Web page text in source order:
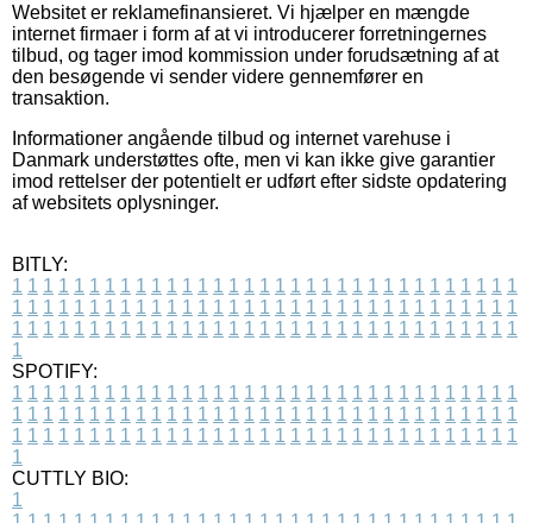
Websitet er reklamefinansieret. Vi hjælper en mængde
internet firmaer i form af at vi introducerer forretningernes
tilbud, og tager imod kommission under forudsætning af at
den besøgende vi sender videre gennemfører en
transaktion.
Informationer angående tilbud og internet varehuse i
Danmark understøttes ofte, men vi kan ikke give garantier
imod rettelser der potentielt er udført efter sidste opdatering
af websitets oplysninger.
BITLY:
1 1 1 1 1 1 1 1 1 1 1 1 1 1 1 1 1 1 1 1 1 1 1 1 1 1 1 1 1 1 1 1 1
1 1 1 1 1 1 1 1 1 1 1 1 1 1 1 1 1 1 1 1 1 1 1 1 1 1 1 1 1 1 1 1 1
1 1 1 1 1 1 1 1 1 1 1 1 1 1 1 1 1 1 1 1 1 1 1 1 1 1 1 1 1 1 1 1 1
1
SPOTIFY:
1 1 1 1 1 1 1 1 1 1 1 1 1 1 1 1 1 1 1 1 1 1 1 1 1 1 1 1 1 1 1 1 1
1 1 1 1 1 1 1 1 1 1 1 1 1 1 1 1 1 1 1 1 1 1 1 1 1 1 1 1 1 1 1 1 1
1 1 1 1 1 1 1 1 1 1 1 1 1 1 1 1 1 1 1 1 1 1 1 1 1 1 1 1 1 1 1 1 1
1
CUTTLY BIO:
1